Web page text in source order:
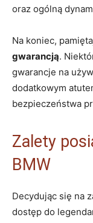
oraz ogólną⁢
Na koniec,
gwarancją.
gwarancje ​na
dodatkowym
bezpieczeństwa
Zalety
BMW
Decydując się na
dostęp ⁢do